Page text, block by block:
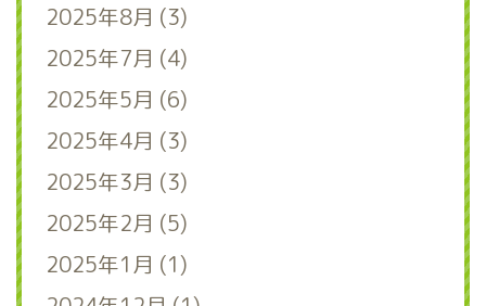
2025年8月 (3)
2025年7月 (4)
2025年5月 (6)
2025年4月 (3)
2025年3月 (3)
2025年2月 (5)
2025年1月 (1)